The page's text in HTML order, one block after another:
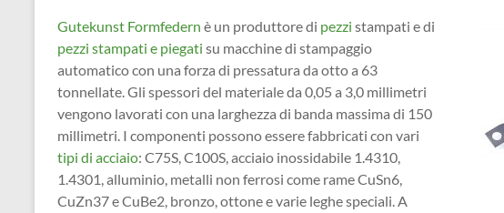
Gutekunst Formfedern è un produttore di pezzi stampati e di
pezzi stampati e piegati su macchine di stampaggio
automatico con una forza di pressatura da otto a 63
tonnellate. Gli spessori del materiale da 0,05 a 3,0 millimetri
vengono lavorati con una larghezza di banda massima di 150
millimetri. I componenti possono essere fabbricati con vari
tipi di acciaio: C75S, C100S, acciaio inossidabile 1.4310,
1.4301, alluminio, metalli non ferrosi come rame CuSn6,
CuZn37 e CuBe2, bronzo, ottone e varie leghe speciali. A